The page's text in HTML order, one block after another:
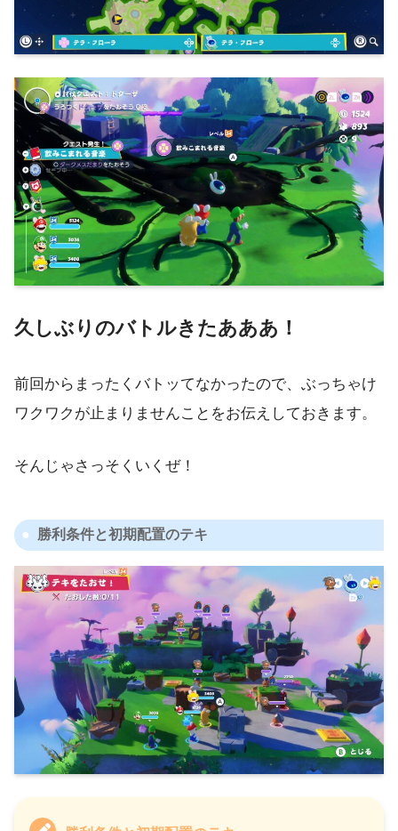
久しぶりのバトルきたあああ！
前回からまったくバトッてなかったので、ぶっちゃけ
ワクワクが止まりませんことをお伝えしておきます。
そんじゃさっそくいくぜ！
勝利条件と初期配置のテキ